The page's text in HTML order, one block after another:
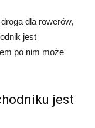
dla rowerów,
jest
po nim może
jest